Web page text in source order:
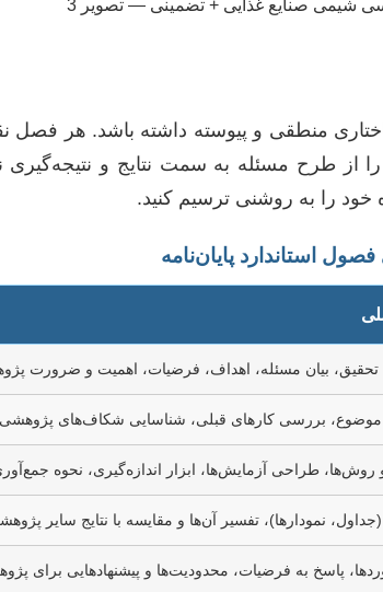
منطقی و پیوسته داشته باشد. هر
را از طرح مسئله به سمت نتایج و نتیجه‌گیری
خود را به روشنی ترسیم کنید.
استاندارد پایان‌نامه
بیان مسئله، اهداف، فرضیات، اهمیت و ضرورت
موضوع، بررسی کارهای قبلی، شناسایی شکاف‌های پژوهشی
طراحی آزمایش‌ها، ابزار اندازه‌گیری، نحوه
(جداول، نمودارها)، تفسیر آن‌ها و مقایسه با نتایج سایر
پاسخ به فرضیات، محدودیت‌ها و پیشنهادهایی برای